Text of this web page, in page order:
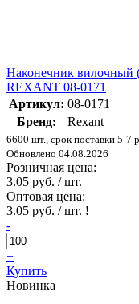
Наконечник
REXANT 08-0171
Артикул: 08-0171
Бренд:
Rexant
6600 шт., срок поставки 5-7
Обновлено 04.08.2026
Розничная цена:
3.05 руб. / шт.
Оптовая цена:
3.05 руб. / шт. !
-
+
Купить
Новинка